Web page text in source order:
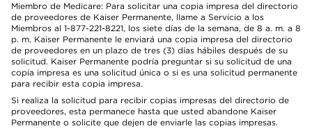
Miembro de Medicare: Para solicitar una copia impresa del directorio
de proveedores de Kaiser Permanente, llame a Servicio a los
Miembros al 1-877-221-8221, los siete días de la semana, de 8 a. m. a 8
p. m. Kaiser Permanente le enviará una copia impresa del directorio
de proveedores en un plazo de tres (3) días hábiles después de su
solicitud. Kaiser Permanente podría preguntar si su solicitud de una
copia impresa es una solicitud única o si es una solicitud permanente
para recibir esta copia impresa.
Si realiza la solicitud para recibir copias impresas del directorio de
proveedores, esta permanece hasta que usted abandone Kaiser
Permanente o solicite que dejen de enviarle las copias impresas.